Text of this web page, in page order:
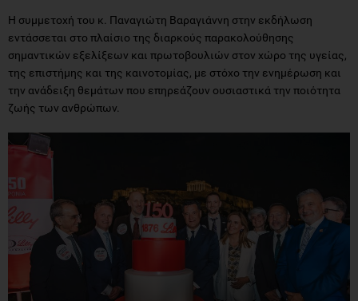
Η συμμετοχή του κ. Παναγιώτη Βαραγιάννη στην εκδήλωση
εντάσσεται στο πλαίσιο της διαρκούς παρακολούθησης
σημαντικών εξελίξεων και πρωτοβουλιών στον χώρο της υγείας,
της επιστήμης και της καινοτομίας, με στόχο την ενημέρωση και
την ανάδειξη θεμάτων που επηρεάζουν ουσιαστικά την ποιότητα
ζωής των ανθρώπων.